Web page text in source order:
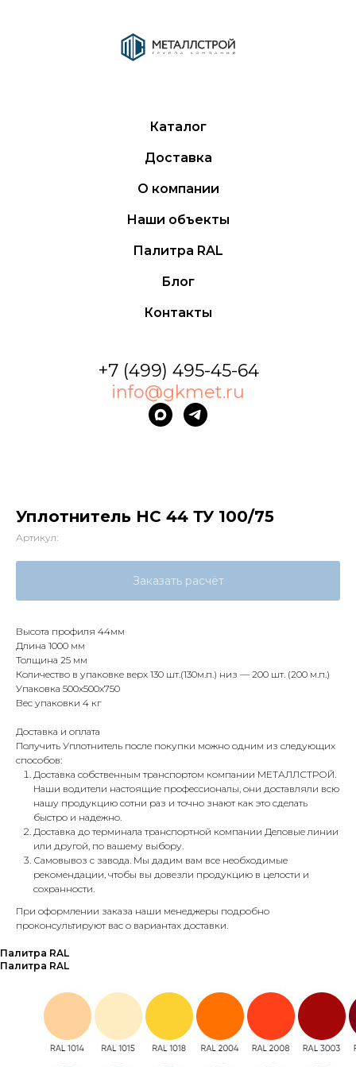
Каталог
Доставка
О компании
Наши объекты
Палитра RAL
Блог
Контакты
+7 (499) 495-45-64
info@gkmet.ru
Уплотнитель НС 44 ТУ 100/75
Артикул:
Заказать расчёт
Высота профиля 44мм
Длина 1000 мм
Толщина 25 мм
Количество в упаковке верх 130 шт.(130м.п.) низ — 200 шт. (200 м.п.)
Упаковка 500х500х750
Вес упаковки 4 кг
Доставка и оплата
Получить Уплотнитель после покупки можно одним из следующих
способов:
Доставка собственным транспортом компании МЕТАЛЛСТРОЙ.
Наши водители настоящие профессионалы, они доставляли всю
нашу продукцию сотни раз и точно знают как это сделать
быстро и надежно.
Доставка до терминала транспортной компании Деловые линии
или другой, по вашему выбору.
Самовывоз с завода. Мы дадим вам все необходимые
рекомендации, чтобы вы довезли продукцию в целости и
сохранности.
При оформлении заказа наши менеджеры подробно
проконсультируют вас о вариантах доставки.
Палитра RAL
Палитра RAL